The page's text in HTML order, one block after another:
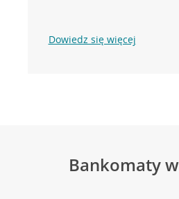
Dowiedz się więcej
Bankomaty